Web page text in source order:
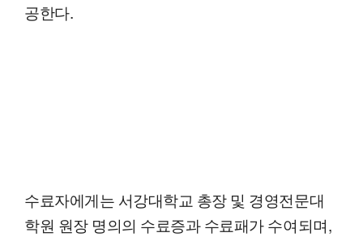
공한다.
수료자에게는 서강대학교 총장 및 경영전문대
학원 원장 명의의 수료증과 수료패가 수여되며,